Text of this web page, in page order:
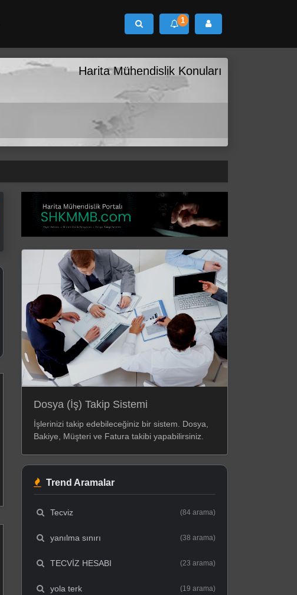
Ara 1
Harita Mühendislik Konuları
Dosya (İş) Takip Sistemi
İşlerinizi takip edebileceğiniz bir sistem. Dosya,
Bakiye, Müşteri ve Fatura takibi yapabilirsiniz.
Trend Aramalar
Tecviz (84 arama)
yanılma sınırı (38 arama)
TECVİZ HESABI (23 arama)
yola terk (19 arama)